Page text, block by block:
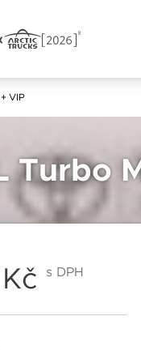
VIP
Turbo
s DPH
Chebská 392/
Jméno a příjmení